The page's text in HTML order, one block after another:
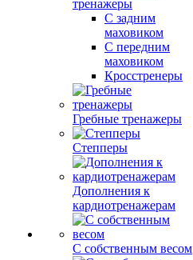
тренажеры
С задним
маховиком
С передним
маховиком
Кросстренеры
Гребные тренажеры
Степперы
Дополнения к
кардиотренажерам
С собственным весом